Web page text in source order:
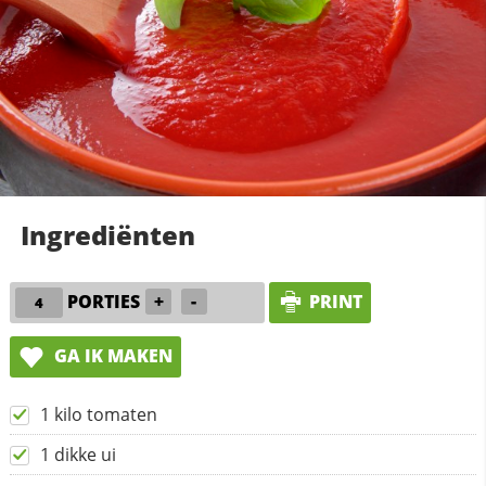
Ingrediënten
PORTIES + - PRINT
GA IK MAKEN
1 kilo tomaten
1 dikke ui